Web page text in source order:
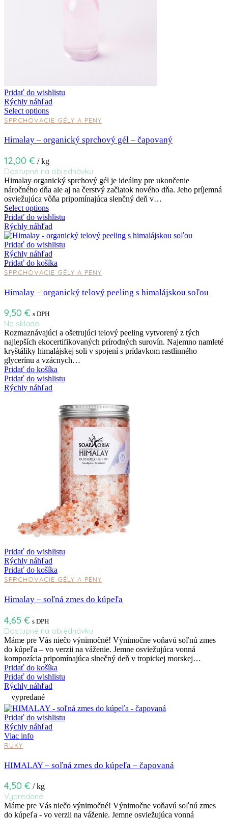
Pridať do wishlistu
Rýchly náhľad
Select options
SPRCHOVACIE GÉLY A PENY
Himalay – organický sprchový gél – čapovaný
12,00 € / kg
Dostupné na objednávku
Himalay organický sprchový gél je ideálny pre ukončenie
náročného dňa ale aj na čerstvý začiatok nového dňa. Jeho príjemná
osviežujúca vôňa pripomínajúca slenčný deň v…
Select options
Pridať do wishlistu
Rýchly náhľad
Pridať do wishlistu
Rýchly náhľad
Pridať do košíka
SPRCHOVACIE GÉLY A PENY
Himalay – organický telový peeling s himalájskou soľou
9,50 € s DPH
Na sklade
Rozmaznávajúci a ošetrujúci telový peeling vytvorený z tých
najlepších ekocertifikovaných prírodných surovín. Najemno namleté
kryštáliky himalájskej soli v spojení s prídavkom rastlinného
glycerínu a vzácnych…
Pridať do košíka
Pridať do wishlistu
Rýchly náhľad
Pridať do wishlistu
Rýchly náhľad
Pridať do košíka
SPRCHOVACIE GÉLY A PENY
Himalay – soľná zmes do kúpeľa
4,65 € s DPH
Dostupné na objednávku
Máme pre Vás niečo výnimočné! Výnimočne voňavú soľnú zmes
do kúpeľa – vo verzii na váženie. Jemne osviežujúca vonná
kompozícia pripomínajúca slnečný deň v tropickej morskej…
Pridať do košíka
Pridať do wishlistu
Rýchly náhľad
vypredané
Pridať do wishlistu
Rýchly náhľad
Viac info
RUKY
HIMALAY – soľná zmes do kúpeľa – čapovaná
4,50 € / kg
Vypredané
Máme pre Vás niečo výnimočné! Výnimočne voňavú soľnú zmes
do kúpeľa - vo verzii na váženie. Jemne osviežujúca vonná